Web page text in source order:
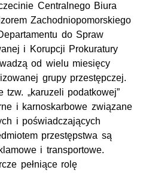
Centralnego Biura
Zachodniopomorskiego
do Spraw
i Korupcji Prokuratury
od wielu miesięcy
grupy przestępczej.
tzw. „karuzeli podatkowej”
i karnoskarbowe związane
i poświadczających
przestępstwa są
i transportowe.
pełniące rolę